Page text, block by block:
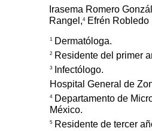
Irasema Romero
Rangel,4Efrén Robledo
1 Dermatóloga.
2 Residente del primer
3
Infectólogo.
Hospital General de
4Departamento de
México.
5 Residente de tercer